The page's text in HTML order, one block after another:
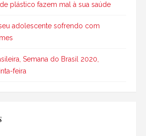
plástico fazem mal à sua saúde
adolescente sofrendo com
Semana do Brasil 2020,
feira